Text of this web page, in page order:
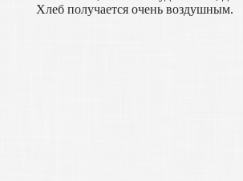
Хлеб получается очень воздушным.